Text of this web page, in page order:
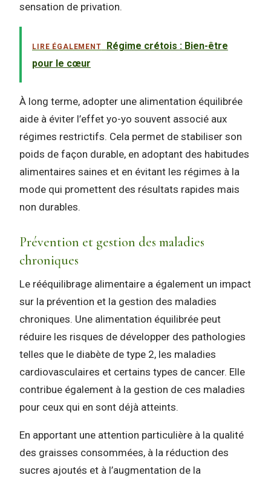
sensation de privation.
LIRE ÉGALEMENT
Régime crétois : Bien-être
pour le cœur
À long terme, adopter une alimentation équilibrée
aide à éviter l’effet yo-yo souvent associé aux
régimes restrictifs. Cela permet de stabiliser son
poids de façon durable, en adoptant des habitudes
alimentaires saines et en évitant les régimes à la
mode qui promettent des résultats rapides mais
non durables.
Prévention et gestion des maladies
chroniques
Le rééquilibrage alimentaire a également un impact
sur la prévention et la gestion des maladies
chroniques. Une alimentation équilibrée peut
réduire les risques de développer des pathologies
telles que le diabète de type 2, les maladies
cardiovasculaires et certains types de cancer. Elle
contribue également à la gestion de ces maladies
pour ceux qui en sont déjà atteints.
En apportant une attention particulière à la qualité
des graisses consommées, à la réduction des
sucres ajoutés et à l’augmentation de la